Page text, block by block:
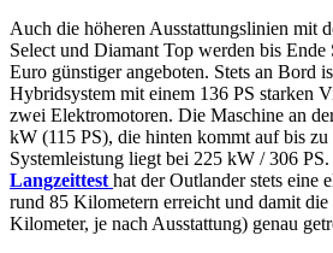
Auch die höheren Ausstattungslinien mit
Select und Diamant Top werden bis Ende
Euro günstiger angeboten. Stets an Bord
Hybridsystem mit einem 136 PS starken
zwei Elektromotoren. Die Maschine an
kW (115 PS), die hinten kommt auf bis
Systemleistung liegt bei 225 kW / 306
Langzeittest hat der Outlander stets eine
rund 85 Kilometern erreicht und damit die
Kilometer, je nach Ausstattung) genau